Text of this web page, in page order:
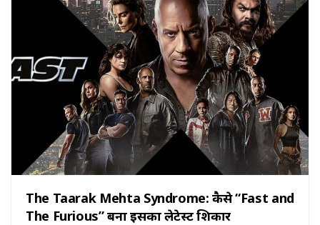
The Taarak Mehta Syndrome: कैसे “Fast and
The Furious” बना इसका लेटेस्ट शिकार